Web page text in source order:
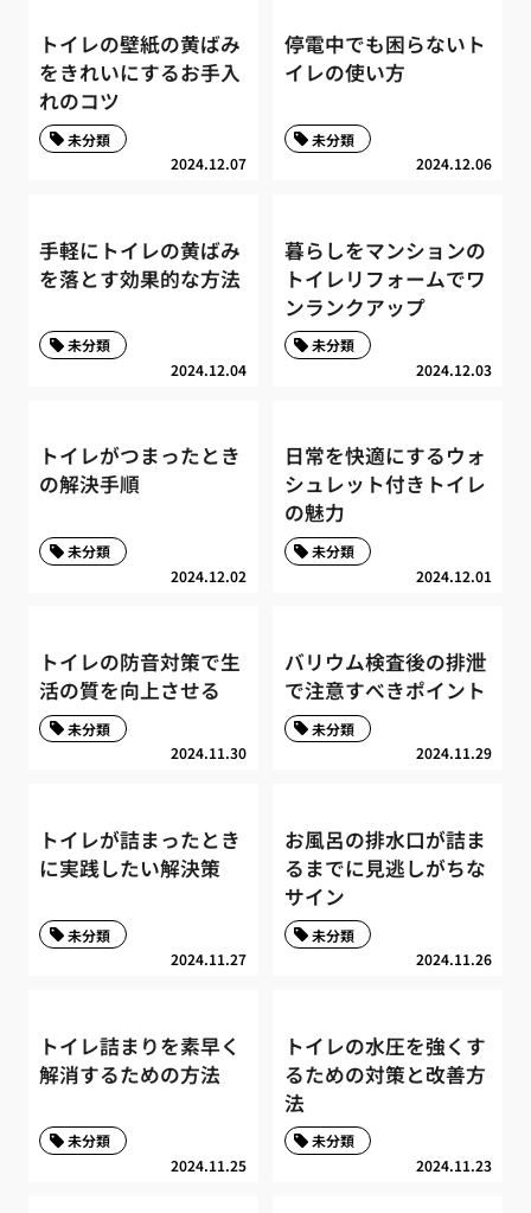
トイレの壁紙の黄ばみ
をきれいにするお手入
れのコツ
2024.12.07
未分類
停電中でも困らないト
イレの使い方
2024.12.06
未分類
手軽にトイレの黄ばみ
を落とす効果的な方法
2024.12.04
未分類
暮らしをマンションの
トイレリフォームでワ
ンランクアップ
2024.12.03
未分類
トイレがつまったとき
の解決手順
2024.12.02
未分類
日常を快適にするウォ
シュレット付きトイレ
の魅力
2024.12.01
未分類
トイレの防音対策で生
活の質を向上させる
2024.11.30
未分類
バリウム検査後の排泄
で注意すべきポイント
2024.11.29
未分類
トイレが詰まったとき
に実践したい解決策
2024.11.27
未分類
お風呂の排水口が詰ま
るまでに見逃しがちな
サイン
2024.11.26
未分類
トイレ詰まりを素早く
解消するための方法
2024.11.25
未分類
トイレの水圧を強くす
るための対策と改善方
法
2024.11.23
未分類